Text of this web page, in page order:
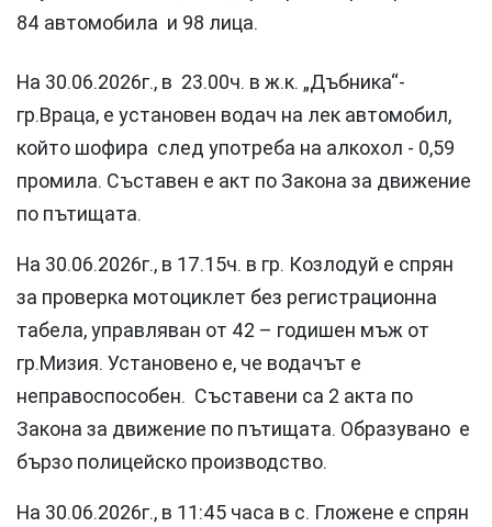
84 автомобила и 98 лица.
На 30.06.2026г., в 23.00ч. в ж.к. „Дъбника“-
гр.Враца, е установен водач на лек автомобил,
който шофира след употреба на алкохол - 0,59
промила. Съставен е акт по Закона за движение
по пътищата.
На 30.06.2026г., в 17.15ч. в гр. Козлодуй е спрян
за проверка мотоциклет без регистрационна
табела, управляван от 42 – годишен мъж от
гр.Мизия. Установено е, че водачът е
неправоспособен. Съставени са 2 акта по
Закона за движение по пътищата. Образувано е
бързо полицейско производство.
На 30.06.2026г., в 11:45 часа в с. Гложене е спрян